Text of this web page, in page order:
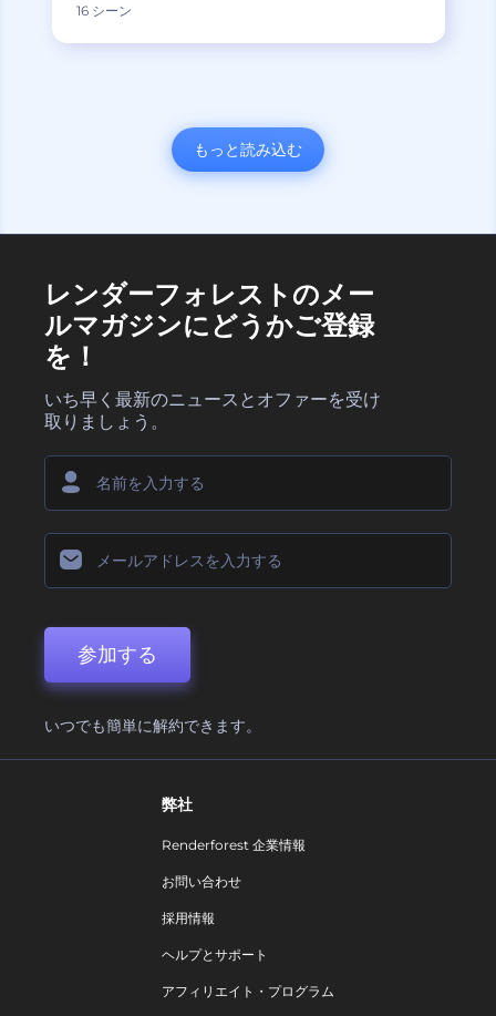
16 シーン
もっと読み込む
レンダーフォレストのメー
ルマガジンにどうかご登録
を！
いち早く最新のニュースとオファーを受け
取りましょう。
参加する
いつでも簡単に解約できます。
弊社
Renderforest 企業情報
お問い合わせ
採用情報
ヘルプとサポート
アフィリエイト・プログラム